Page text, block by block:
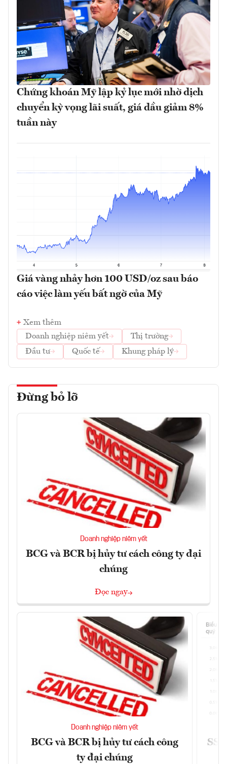
Chứng khoán Mỹ lập kỷ lục mới nhờ dịch
chuyển kỳ vọng lãi suất, giá dầu giảm 8%
tuần này
Giá vàng nhảy hơn 100 USD/oz sau báo
cáo việc làm yếu bất ngờ của Mỹ
Xem thêm
Doanh nghiệp niêm yết
Thị trường
Đầu tư
Quốc tế Khung pháp lý
Đừng bỏ lỡ
Doanh nghiệp niêm yết
BCG và BCR bị hủy tư cách công ty đại
chúng
Đọc ngay
Doanh nghiệp niêm yết
BCG và BCR bị hủy tư cách công
ty đại chúng
SSI